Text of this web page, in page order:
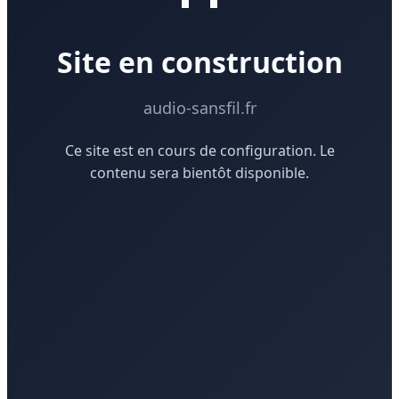
Site en construction
audio-sansfil.fr
Ce site est en cours de configuration. Le
contenu sera bientôt disponible.